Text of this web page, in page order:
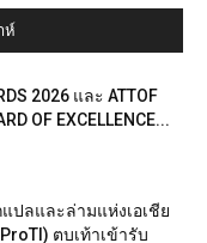
ห์
2026 และ ATTOF
OF EXCELLENCE...
ลและล่ามแห่งเอเชีย
ตบเท้าเข้ารับ